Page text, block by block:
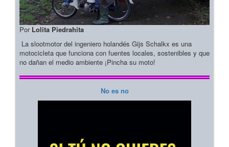
Por Lolita Piedrahita
La slootmotor del ingeniero holandés Gijs Schalkx es una
motocicleta que funciona con fuentes locales, sostenibles y que
no dañan el medio ambiente ¡Pincha su moto!
No es no